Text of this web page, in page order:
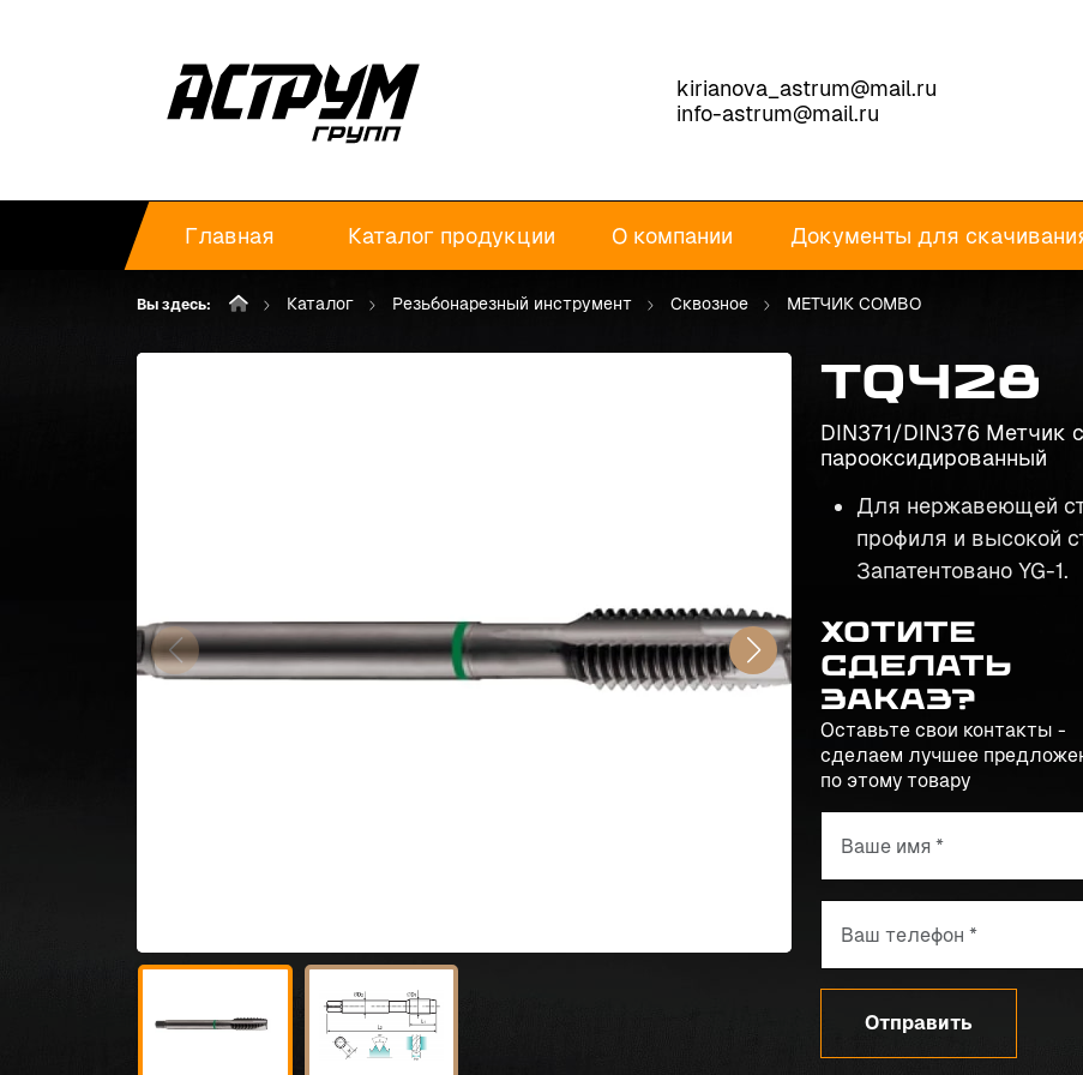
kirianova_astrum@mail.ru
info-astrum@mail.ru
Главная Каталог продукции О компании Документы для
Вы здесь: Каталог Резьбонарезный инструмент Сквозное МЕТЧИК COMBO
TQ428
DIN371/DIN376 Метчик
парооксидированный
Для нержавеющей
профиля и высокой
Запатентовано YG-1.
Хотите
сделать
заказ?
Оставьте свои контакты -
сделаем лучшее
по этому товару
Отправить